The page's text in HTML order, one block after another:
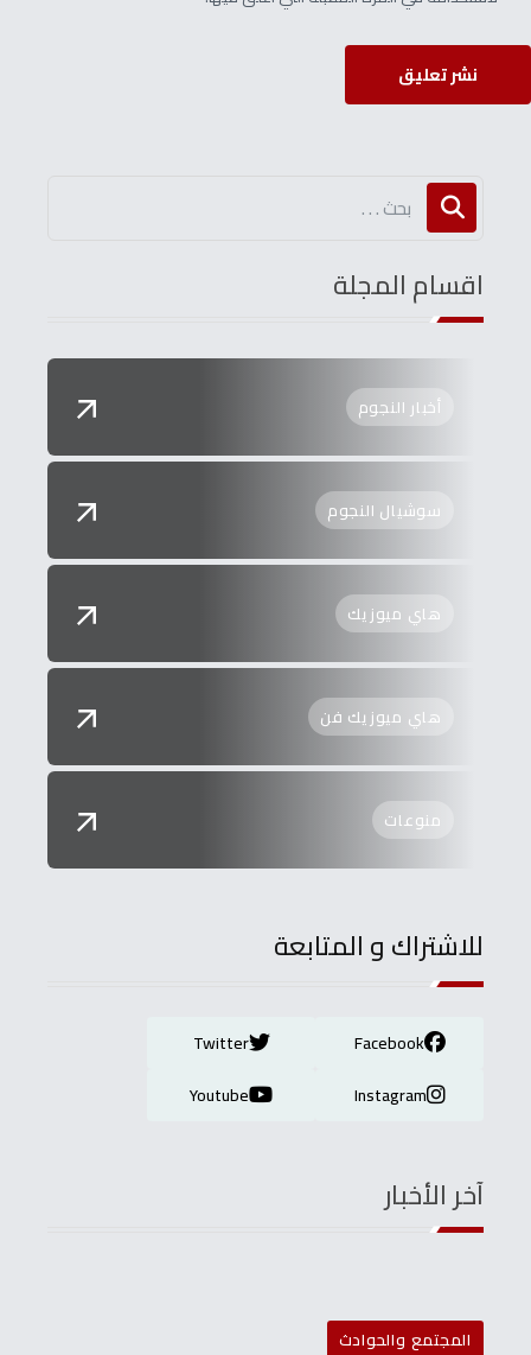
نشر تعليق
اقسام المجلة
أخبار النجوم
سوشيال النجوم
هاي ميوزيك
هاي ميوزيك فن
منوعات
للاشتراك و المتابعة
Facebook
Twitter
Instagram
Youtube
آخر الأخبار
المجتمع والحوادث